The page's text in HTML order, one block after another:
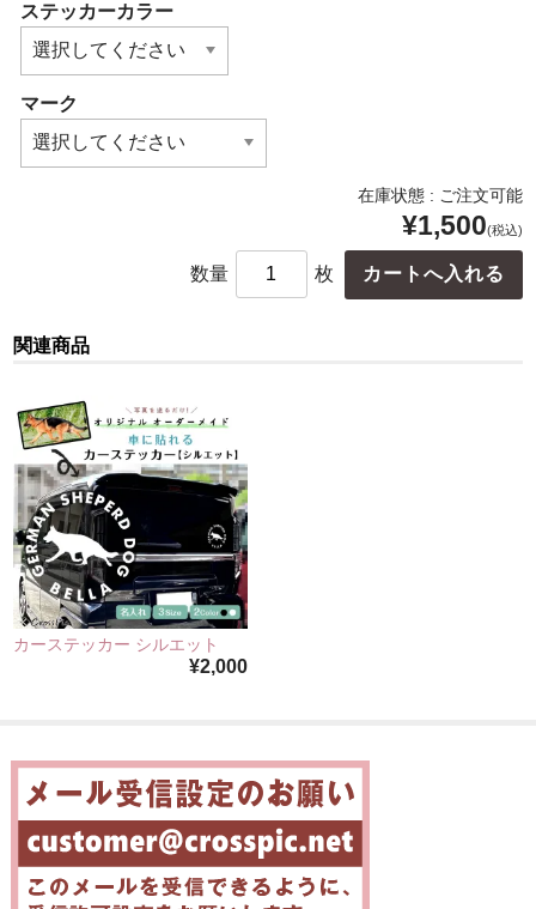
ステッカーカラー
マーク
在庫状態 : ご注文可能
¥1,500(税込)
数量 枚
関連商品
カーステッカー シルエット
¥2,000